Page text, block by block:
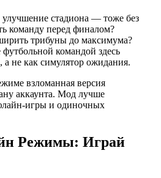
стадиона — тоже без
команду перед финалом?
трибуны до максимума?
командой здесь
а не как симулятор ожидания.
взломанная версия
аккаунта. Мод лучше
игры и одиночных
Режимы: Играй